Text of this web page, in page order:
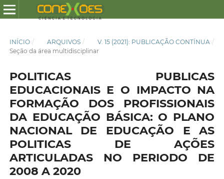
INÍCIO / ARQUIVOS / V. 15 (2021): PUBLICAÇÃO CONTÍNUA /
Seção da área multidisciplinar
POLITICAS PUBLICAS
EDUCACIONAIS E O IMPACTO NA
FORMAÇÃO DOS PROFISSIONAIS
DA EDUCAÇÃO BÁSICA: O PLANO
NACIONAL DE EDUCAÇÃO E AS
POLITICAS DE AÇÕES
ARTICULADAS NO PERIODO DE
2008 A 2020